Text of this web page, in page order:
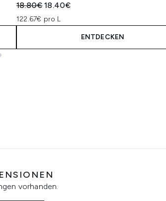
Unverbindliche Preisempfehlung:
18.80€Aktueller Preis:
18.40€
122.67€ pro L
ENTDECKEN
vorhanden.